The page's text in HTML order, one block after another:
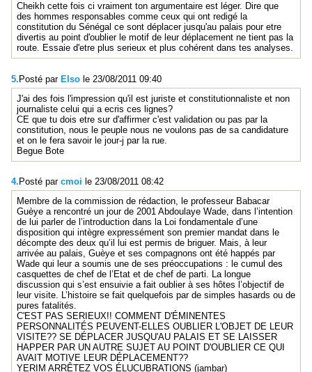
Cheikh cette fois ci vraiment ton argumentaire est léger. Dire que
des hommes responsables comme ceux qui ont redigé la
constitution du Sénégal ce sont déplacer jusqu'au palais pour etre
divertis au point d'oublier le motif de leur déplacement ne tient pas la
route. Essaie d'etre plus serieux et plus cohérent dans tes analyses.
5. Posté par Elso le 23/08/2011 09:40
J'ai des fois l'impression qu'il est juriste et constitutionnaliste et non
journaliste celui qui a ecris ces lignes?
CE que tu dois etre sur d'affirmer c'est validation ou pas par la
constitution, nous le peuple nous ne voulons pas de sa candidature
et on le fera savoir le jour-j par la rue.
Begue Bote
4. Posté par cmoi le 23/08/2011 08:42
Membre de la commission de rédaction, le professeur Babacar
Guèye a rencontré un jour de 2001 Abdoulaye Wade, dans l’intention
de lui parler de l’introduction dans la Loi fondamentale d’une
disposition qui intègre expressément son premier mandat dans le
décompte des deux qu’il lui est permis de briguer. Mais, à leur
arrivée au palais, Guèye et ses compagnons ont été happés par
Wade qui leur a soumis une de ses préoccupations : le cumul des
casquettes de chef de l’Etat et de chef de parti. La longue
discussion qui s’est ensuivie a fait oublier à ses hôtes l’objectif de
leur visite. L’histoire se fait quelquefois par de simples hasards ou de
pures fatalités.
C'EST PAS SERIEUX!! COMMENT D'ÉMINENTES
PERSONNALITÉS PEUVENT-ELLES OUBLIER L'OBJET DE LEUR
VISITE?? SE DÉPLACER JUSQU'AU PALAIS ET SE LAISSER
HAPPER PAR UN AUTRE SUJET AU POINT D'OUBLIER CE QUI
AVAIT MOTIVE LEUR DÉPLACEMENT??
YERIM ARRÊTEZ VOS ÉLUCUBRATIONS (jambar)